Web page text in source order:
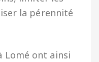
la pérennité
Lomé ont ainsi